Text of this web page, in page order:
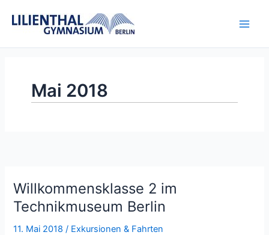
Inhalt
Mai 2018
Willkommensklasse 2 im
Technikmuseum Berlin
11. Mai 2018/ Exkursionen & Fahrten